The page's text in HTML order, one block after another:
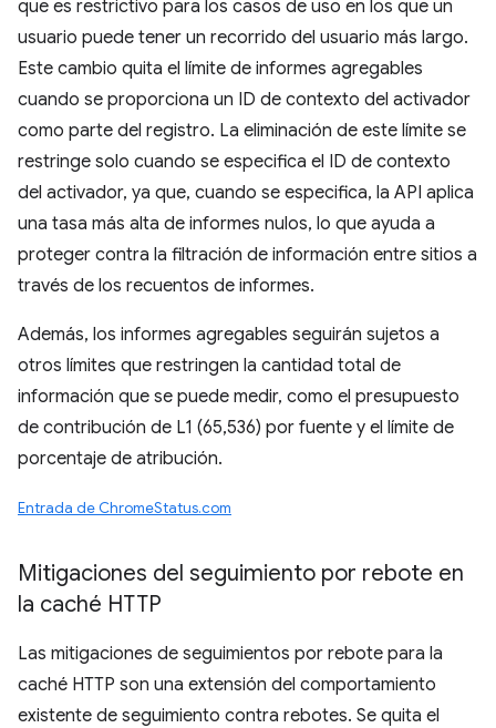
que es restrictivo para los casos de uso en los que un
usuario puede tener un recorrido del usuario más largo.
Este cambio quita el límite de informes agregables
cuando se proporciona un ID de contexto del activador
como parte del registro. La eliminación de este límite se
restringe solo cuando se especifica el ID de contexto
del activador, ya que, cuando se especifica, la API aplica
una tasa más alta de informes nulos, lo que ayuda a
proteger contra la filtración de información entre sitios a
través de los recuentos de informes.
Además, los informes agregables seguirán sujetos a
otros límites que restringen la cantidad total de
información que se puede medir, como el presupuesto
de contribución de L1 (65,536) por fuente y el límite de
porcentaje de atribución.
Entrada de ChromeStatus.com
Mitigaciones del seguimiento por rebote en
la caché HTTP
Las mitigaciones de seguimientos por rebote para la
caché HTTP son una extensión del comportamiento
existente de seguimiento contra rebotes. Se quita el